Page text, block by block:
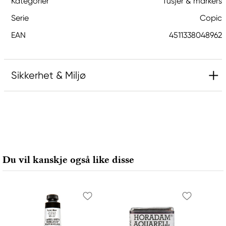
Serie
Copic
EAN
4511338048962
Sikkerhet & Miljø
65205 Wiesbaden, Germany
export@holtz-gmbh.de
Produsent
Du vil kanskje også like disse